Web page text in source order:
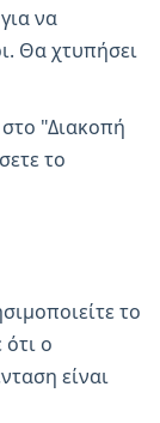
να
Θα χτυπήσει
"Διακοπή
το
το
ο
είναι